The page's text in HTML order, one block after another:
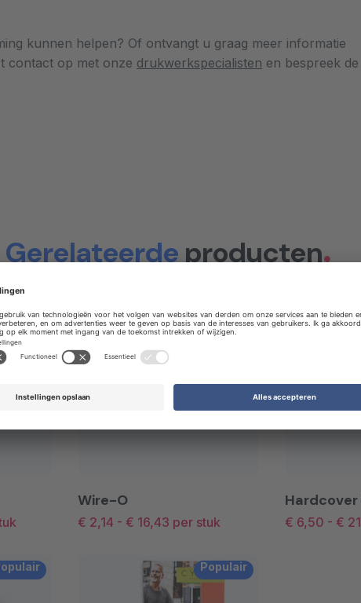
kunnen helpen? Of ontvangt u graag meer informatie
contact op met onze drukwerkspecialisten en bespreek de
Gerelateerdeproducten
Wire-O
€ 2,14 - € 16,43 per stuk € 6,50 - €
Populair